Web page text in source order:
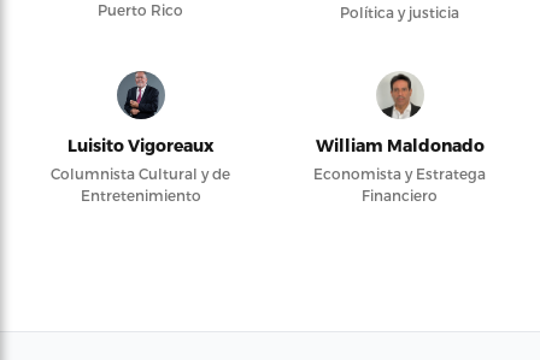
Puerto Rico
Política y justicia
Luisito Vigoreaux
Columnista Cultural y de
Entretenimiento
William Maldonado
Economista y Estratega
Financiero